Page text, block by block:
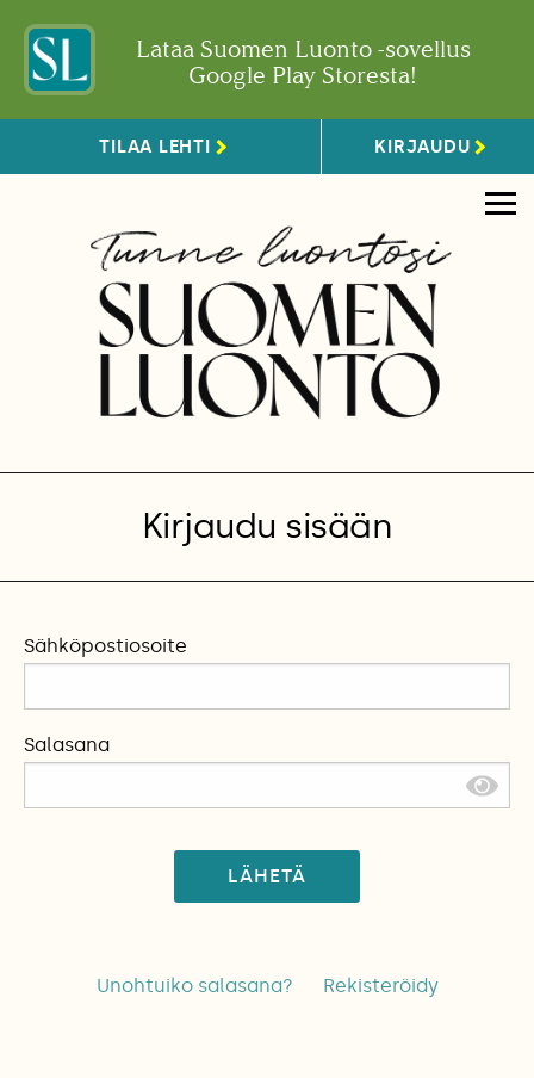
Lataa Suomen Luonto -sovellus
Google Play Storesta!
TILAA LEHTI KIRJAUDU
Kirjaudu sisään
Sähköpostiosoite
Salasana
LÄHETÄ
Unohtuiko salasana? Rekisteröidy